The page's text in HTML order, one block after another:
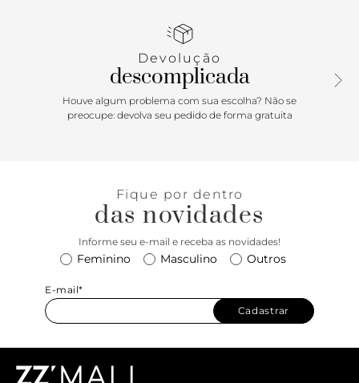
contorno. De bico redondo, ela é aberta e exibe todo o pé.
assinatura Anacapri. Aberta, ela exibe todo o pé.
Porque Apostar:Rasteirinha Anacapri é sinônimo de puro
conforto! Com certeza absoluta, ela vai te acompanhar em
Devolução
descomplicada
Houve algum problema com sua escolha? Não se
preocupe: devolva seu pedido de forma gratuita
Fique por dentro
das novidades
Informe seu e-mail e receba as novidades!
Feminino Masculino Outros
E-mail*
Cadastrar